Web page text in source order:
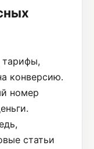
тарифы,
конверсию.
номер
статьи